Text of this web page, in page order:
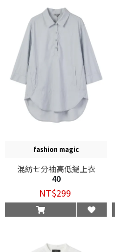
fashion magic
混紡七分袖高低擺上衣
40
NT$299